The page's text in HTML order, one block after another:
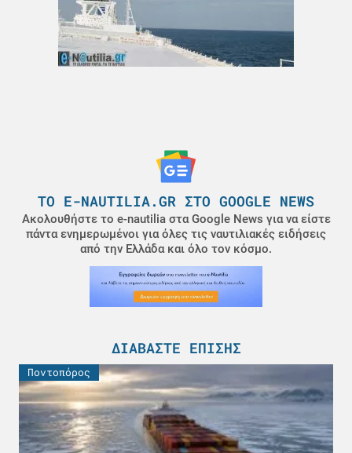
ΤΟ E-NAUTILIA.GR ΣΤΟ GOOGLE NEWS
Ακολουθήστε το e-nautilia στα Google News για να είστε
πάντα ενημερωμένοι για όλες τις ναυτιλιακές ειδήσεις
από την Ελλάδα και όλο τον κόσμο.
ΔΙΑΒΆΣΤΕ ΕΠΊΣΗΣ
Ποντοπόρος